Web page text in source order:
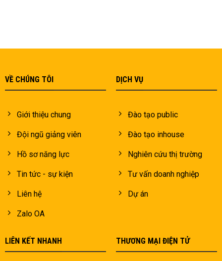
VỀ CHÚNG TÔI
Giới thiệu chung
Đội ngũ giảng viên
Hồ sơ năng lực
Tin tức - sự kiện
Liên hệ
Zalo OA
DỊCH VỤ
Đào tạo public
Đào tạo inhouse
Nghiên cứu thị trường
Tư vấn doanh nghiệp
Dự án
LIÊN KẾT NHANH THƯƠNG MẠI ĐIỆN TỬ